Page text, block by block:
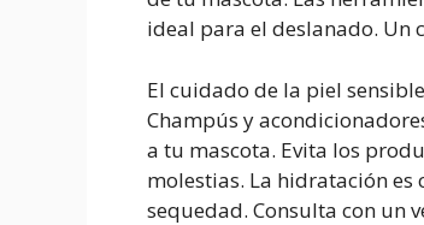
ideal para el deslanado. Un
El cuidado de la piel
Champús y
a tu mascota. Evita los
molestias. La hidratación
sequedad. Consulta con un